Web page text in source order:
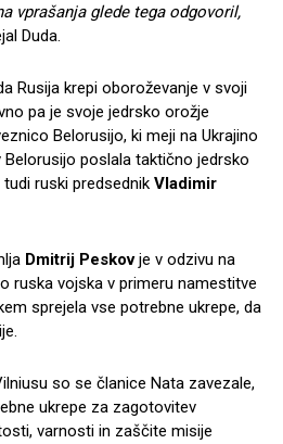
vprašanja glede tega odgovoril,
Duda.
Rusija krepi oboroževanje v svoji
pa je svoje jedrsko orožje
Belorusijo, ki meji na Ukrajino
Belorusijo poslala taktično jedrsko
ruski predsednik Vladimir
Dmitrij Peskovje v odzivu na
ruska vojska v primeru namestitve
sprejela vse potrebne ukrepe, da
so se članice Nata zavezale,
ukrepe za zagotovitev
varnosti in zaščite misije